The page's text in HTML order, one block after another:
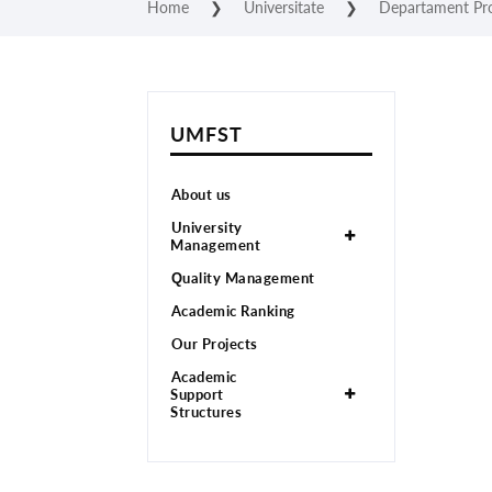
Home ❯ Universitate ❯ Departament
UMFST
⁠About us
⁠University
Management
⁠Quality Management
⁠Academic Ranking
⁠Our Projects
⁠Academic
Support
Structures